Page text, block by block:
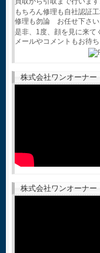
もちろん修理も自社認証
修理も勿論 お任せ下さい
是非、1度、顔を見に来て
メールやコメントもお待ち
株式会社ワンオーナ
株式会社ワンオーナ